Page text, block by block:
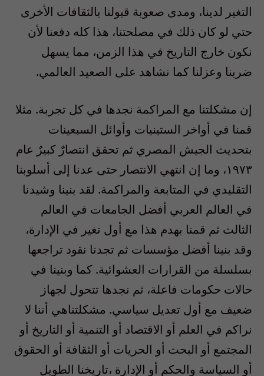
التغير لدينا، ومدى صعوبة قبولنا بالثقافات الأخرى
حتي لو كان ذلك في مصلحتنا، هذا كله دفعنا لأن
نكون خارج التاريخ في هذا الزمن، مما يسهل
ضربنا وعزلنا كما نشاهد على الصعيد العالمي.
إن مشكلتنا مع المراكمة نجدها في كل تجربة. مثلا
قمنا في أواخر الستينيات وأوائل السبعينات
بتحديث الجيش المصري ثم تحقق انتصارٌ كبيرٌ عام
١٩٧٣، وما إن انتهي الانتصار حتى عدنا إلى أسلوبنا
التقليدي في المتابعة والمراكمة. لقد بنينا وشيدنا
في العالم العربي أفضل الجامعات في العالم
الثالث ثم قمنا بهدم هذا مع أول تغير في الإدارة،
وقد بنينا أفضل مؤسسات ثم تجدنا نقود تراجعها
بسلسلة من القرارات العشوائية. كما وبنينا في
حالات حكومات فاعلة، ثم نجدها تتحول لجهاز
ضعيف مع أول تعديل سياسي. مشكلتناهي أننا لا
نراكم في العلم أو الاقتصاد أو التنمية أو التاريخ أو
المجتمع أو البحث أو الحريات أو الثقافة أو الحقوق
أو السياسة والحكم أو الإدارة ،تاريخنا الطويل